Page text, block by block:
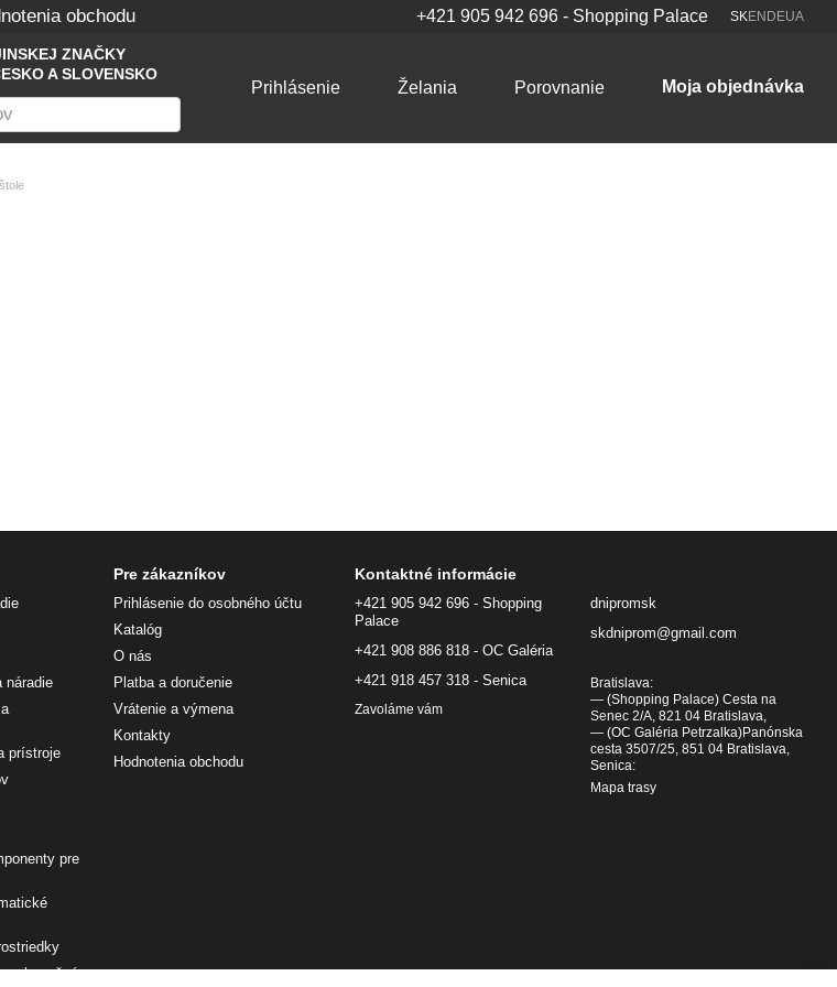
obchodu +421 905 942 696 - Shopping Palace SKEN DEUA
ZNAČKY
A SLOVENSKO
Prihlásenie Želania Porovnanie Moja objednávka
náradie
prístroje
pre
a konečnú
Pre zákazníkov
Prihlásenie do osobného účtu
Katalóg
O nás
Platba a doručenie
Vrátenie a výmena
Kontakty
Hodnotenia obchodu
Kontaktné informácie
+421 905 942 696 - Shopping
Palace
+421 908 886 818 - OC Galéria
+421 918 457 318 - Senica
Zavoláme vám
dnipromsk
skdniprom@gmail.com
Bratislava:
— (Shopping Palace) Cesta na
Senec 2/A, 821 04 Bratislava,
— (OC Galéria Petrzalka)Panónska
cesta 3507/25, 851 04 Bratislava,
Senica:
Mapa trasy